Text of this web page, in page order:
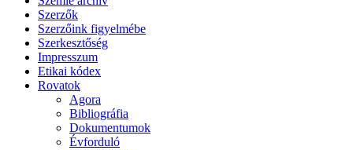
Szerzők
Szerzőink figyelmébe
Szerkesztőség
Impresszum
Etikai kódex
Rovatok
Agora
Bibliográfia
Dokumentumok
Évforduló